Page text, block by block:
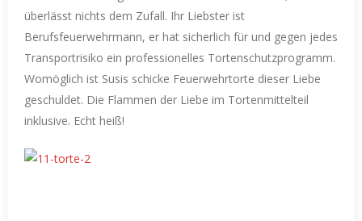
überlässt nichts dem Zufall. Ihr Liebster ist
Berufsfeuerwehrmann, er hat sicherlich für und gegen jedes
Transportrisiko ein professionelles Tortenschutzprogramm.
Womöglich ist Susis schicke Feuerwehrtorte dieser Liebe
geschuldet. Die Flammen der Liebe im Tortenmittelteil
inklusive. Echt heiß!